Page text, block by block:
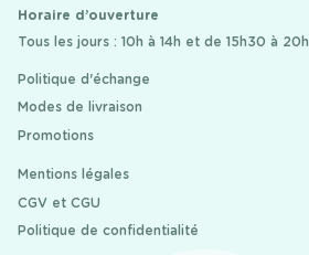
Horaire d’ouverture
Tous les jours : 10h à 14h et de 15h30 à 20h
Politique d'échange
Modes de livraison
Promotions
Mentions légales
CGV et CGU
Politique de confidentialité